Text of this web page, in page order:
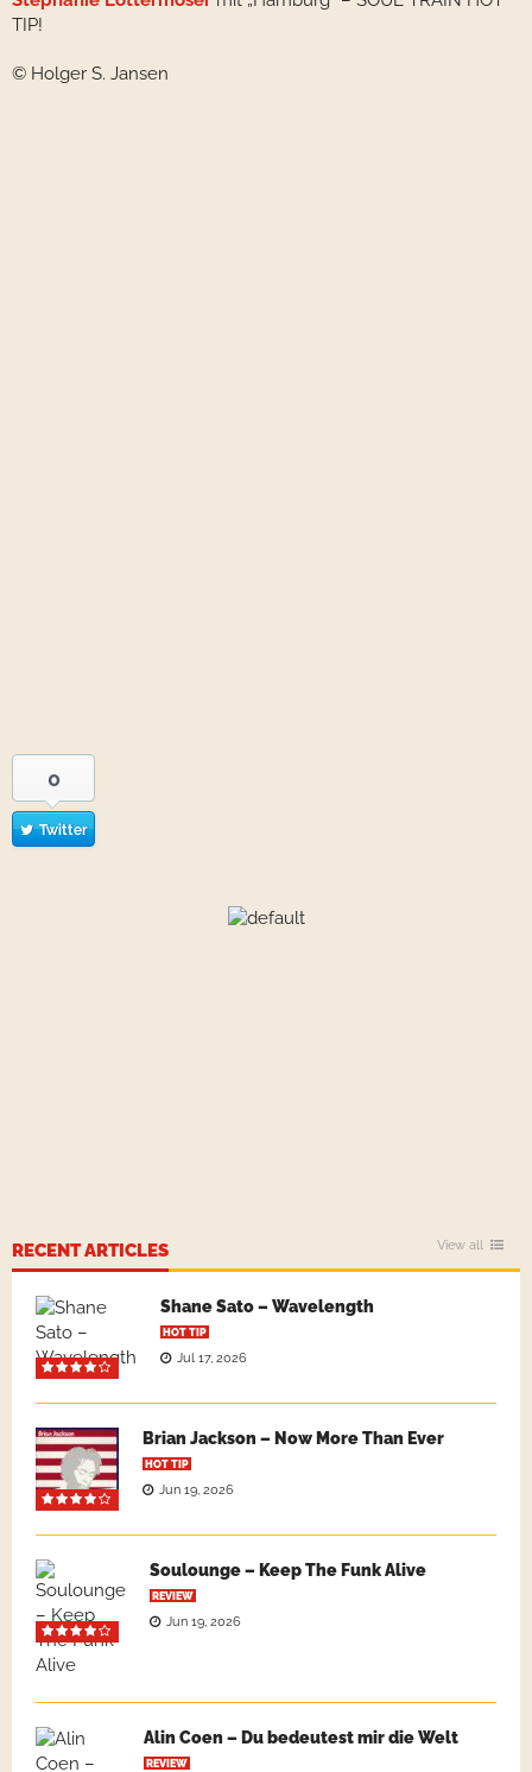
TIP!
© Holger S. Jansen
0
Twitter
RECENT ARTICLES View all
Shane Sato – Wavelength
HOT TIP
Jul 17, 2026
Brian Jackson – Now More Than Ever
HOT TIP
Jun 19, 2026
Soulounge – Keep The Funk Alive
REVIEW
Jun 19, 2026
Alin Coen – Du bedeutest mir die Welt
REVIEW